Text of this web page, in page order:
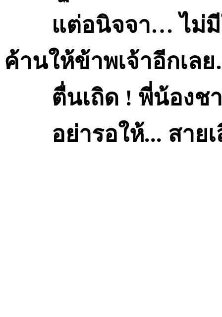
แต่อนิจจา… ไม่
ค้านให้ข้าพเจ้าอีกเล
ตื่นเถิด ! พี่น้องช
อย่ารอให้... สาย